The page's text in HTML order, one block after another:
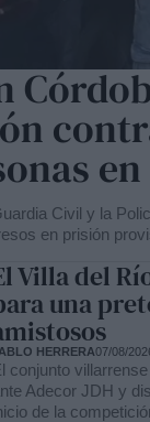
Civil y la
en prisión
Villa del
una
HERRERA07/08/
conjunto
Adecor JDH y
de la